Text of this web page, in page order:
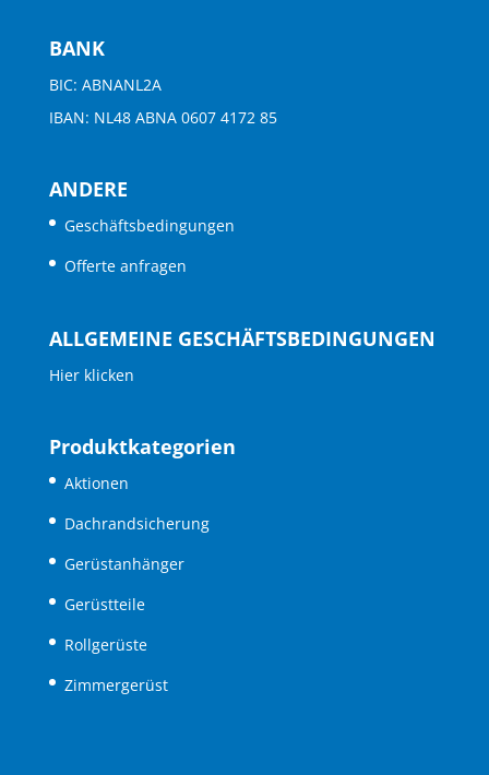
BANK
BIC: ABNANL2A
IBAN: NL48 ABNA 0607 4172 85
ANDERE
Geschäftsbedingungen
Offerte anfragen
ALLGEMEINE GESCHÄFTSBEDINGUNGEN
Hier klicken
Produktkategorien
Aktionen
Dachrandsicherung
Gerüstanhänger
Gerüstteile
Rollgerüste
Zimmergerüst